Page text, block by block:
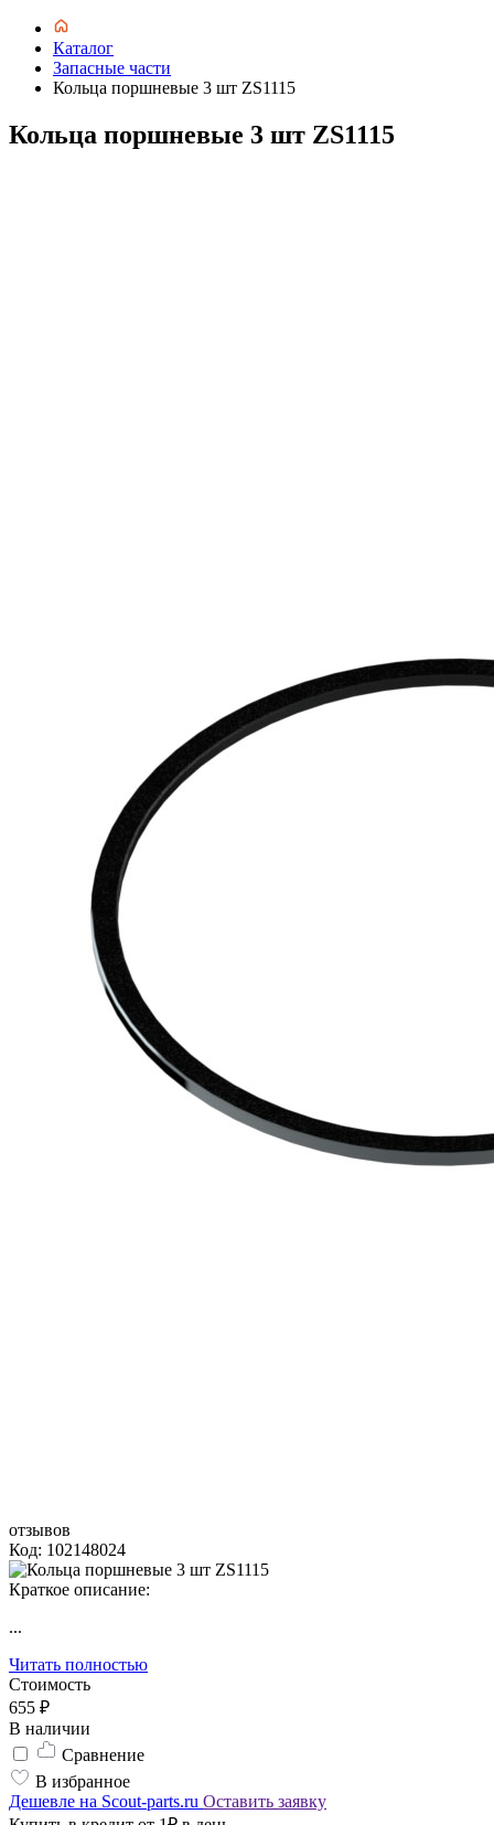
Каталог
Запасные части
Кольца поршневые 3 шт ZS1115
Кольца поршневые 3 шт ZS1115
отзывов
Код: 102148024
Краткое описание:
...
Читать полностью
Стоимость
655 ₽
В наличии
Сравнение
В избранное
Дешевле на Scout-parts.ru Оставить заявку